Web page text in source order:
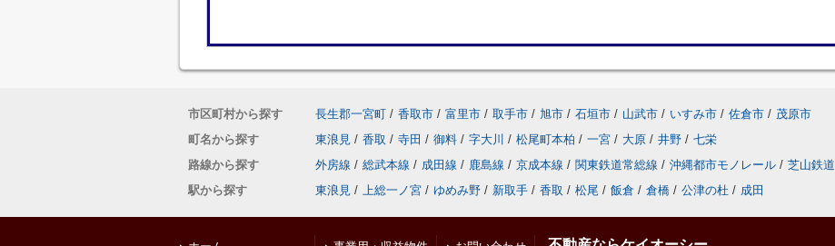
市区町村から探す 長生郡一宮町 / 香取市 / 富里市 / 取手市 / 旭市 / 石垣市 / 山武市 / いすみ市 / 佐倉市 / 茂原市
町名から探す
東浪見 / 香取 / 寺田 / 御料 / 字大川 / 松尾町本柏 / 一宮 / 大原 / 井野 / 七栄
路線から探す
外房線 / 総武本線 / 成田線 / 鹿島線 / 京成本線 / 関東鉄道常総線 / 沖縄都市モノレール / 芝山鉄道
駅から探す
東浪見 / 上総一ノ宮 / ゆめみ野 / 新取手 / 香取 / 松尾 / 飯倉 / 倉橋 / 公津の杜 / 成田